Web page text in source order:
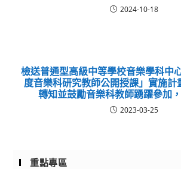
2024-10-18
檢送普通型高級中等學校音樂學科中
度音樂科研究教師公開授課」實施計
轉知並鼓勵音樂科教師踴躍參加
2023-03-25
重點專區